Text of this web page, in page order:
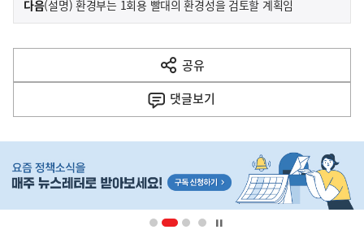
전
다
음
다음기
사
(설명) 환경부는 1회용 빨대의 환경성을 검토할 계획임
공유
열
기
댓글보기
단